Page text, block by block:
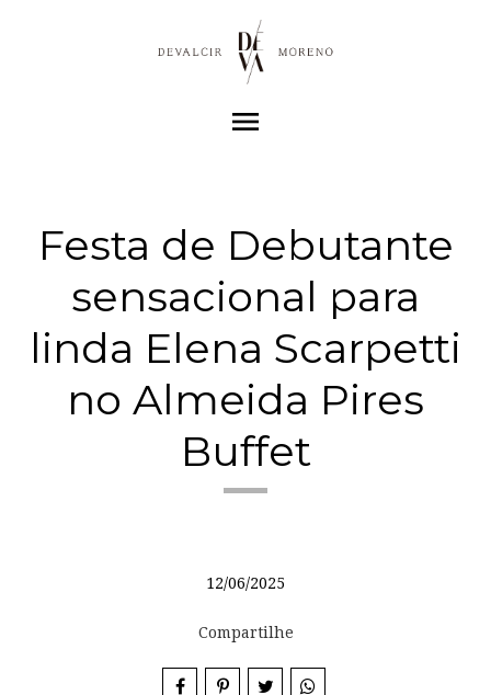
menu
Festa de Debutante
sensacional para
linda Elena Scarpetti
no Almeida Pires
Buffet
12/06/2025
Compartilhe